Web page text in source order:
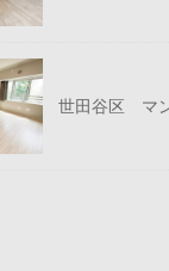
世田谷区 マ